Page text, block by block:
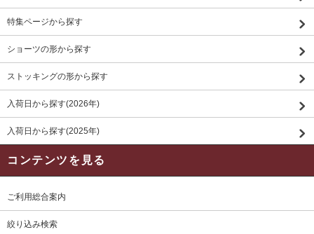
特集ページから探す
ショーツの形から探す
ストッキングの形から探す
入荷日から探す(2026年)
入荷日から探す(2025年)
コンテンツを見る
ご利用総合案内
絞り込み検索